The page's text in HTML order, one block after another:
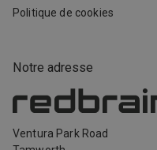
Notre adresse
Ventura Park Road
Politique de cookies